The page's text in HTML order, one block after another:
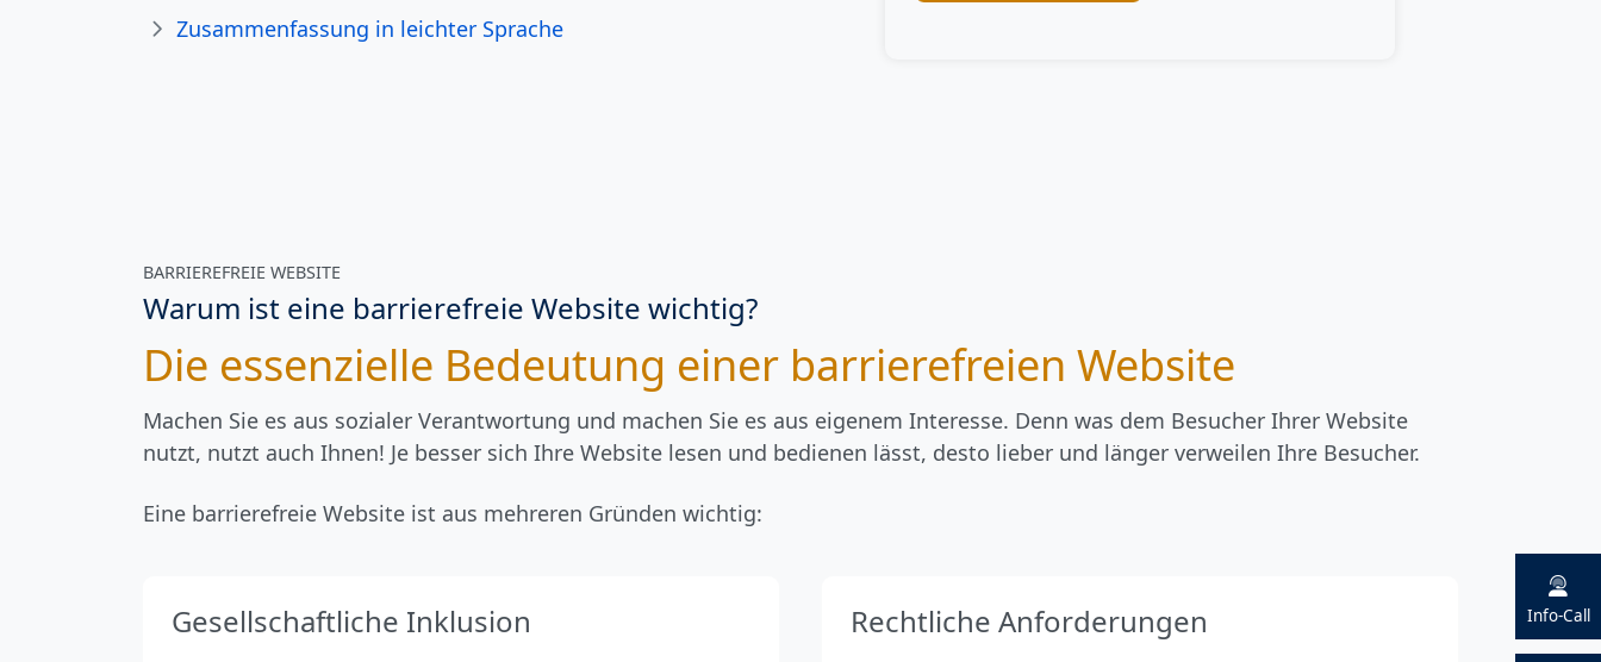
Zusammenfassung in leichter Sprache
BARRIEREFREIE WEBSITE
Warum ist eine barrierefreie Website wichtig?
Die essenzielle Bedeutung einer barrierefreien Website
Machen Sie es aus sozialer Verantwortung und machen Sie es aus eigenem Interesse. Denn was dem Besucher Ihrer Website
nutzt, nutzt auch Ihnen! Je besser sich Ihre Website lesen und bedienen lässt, desto lieber und länger verweilen Ihre Besucher.
Eine barrierefreie Website ist aus mehreren Gründen wichtig:
Gesellschaftliche Inklusion Rechtliche Anforderungen Info-Call